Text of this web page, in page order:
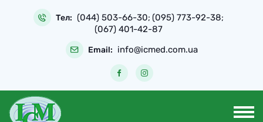
Тел: (044) 503-66-30; (095) 773-92-38;
(067) 401-42-87
Email: info@icmed.com.ua